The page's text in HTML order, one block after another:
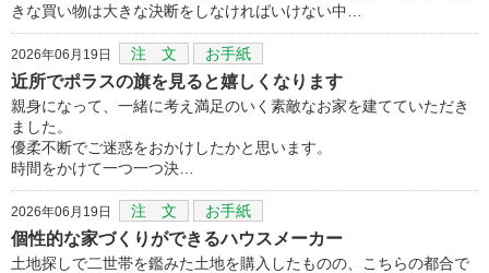
きな買い物は大きな決断をしなければいけない中…
2026年06月19日 注 文 お手紙
近所でポラスの旗を見ると嬉しくなります
親身になって、一緒に考え満足のいく素敵なお家を建てていただき
ました。
優柔不断でご迷惑をおかけしたかと思います。
時間をかけて一つ一つ決…
2026年06月19日 注 文 お手紙
個性的な家づくりができるハウスメーカー
土地探しで二世帯を鑑みた土地を購入したものの、こちらの都合で